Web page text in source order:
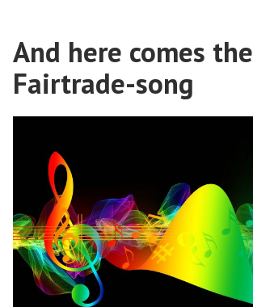
And here comes the
Fairtrade-song